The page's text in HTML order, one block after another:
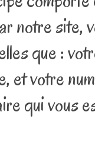
notre site,
que :
et votre
qui vous